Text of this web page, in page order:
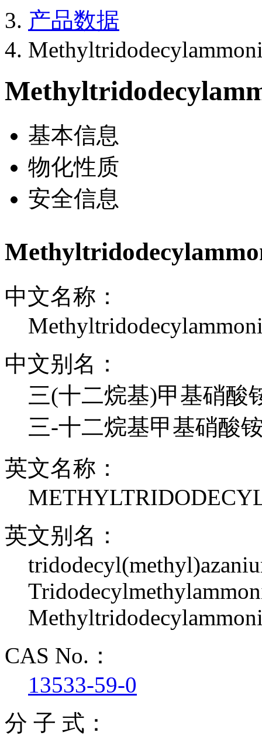
产品数据
基本信息
物化性质
安全信息
中文名称：
中文别名：
三(十二烷基)甲基硝酸
三-十二烷基甲基硝酸
英文名称：
英文别名：
CAS No.：
13533-59-0
分 子 式：